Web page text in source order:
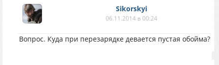
Sikorskyi
06.11.2014 в 00:24
Вопрос. Куда при перезарядке девается пустая обойма?